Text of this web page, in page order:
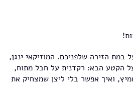
במת הזירה שלפניכם. המוזיקאי ינגן,
הקטע הבא: רקדנית על חבל מתוח,
ואיך אפשר בלי ליצן שמצחיק את